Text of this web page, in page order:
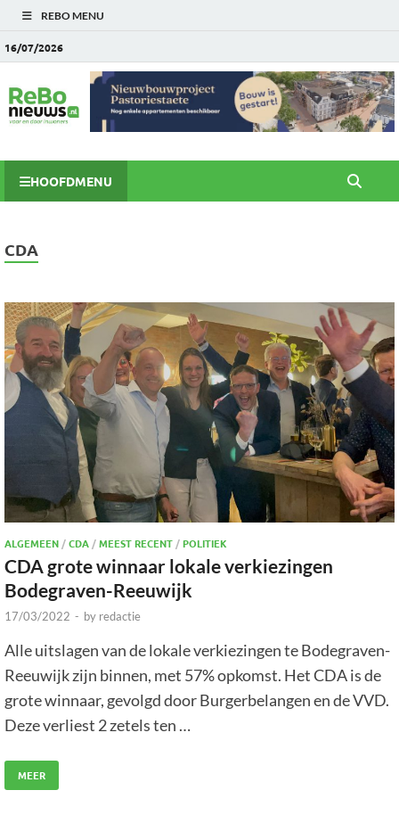
REBO MENU
16/07/2026
HOOFDMENU
CDA
ALGEMEEN /CDA /MEEST RECENT / POLITIEK
CDA grote winnaar lokale verkiezingen
Bodegraven-Reeuwijk
17/03/2022 - by redactie
Alle uitslagen van de lokale verkiezingen te Bodegraven-
Reeuwijk zijn binnen, met 57% opkomst. Het CDA is de
grote winnaar, gevolgd door Burgerbelangen en de VVD.
Deze verliest 2 zetels ten …
MEER